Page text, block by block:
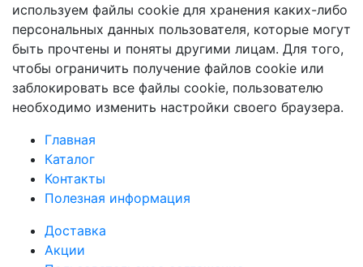
используем файлы cookie для хранения каких-либо
персональных данных пользователя, которые могут
быть прочтены и поняты другими лицам. Для того,
чтобы ограничить получение файлов cookie или
заблокировать все файлы cookie, пользователю
необходимо изменить настройки своего браузера.
Главная
Каталог
Контакты
Полезная информация
Доставка
Акции